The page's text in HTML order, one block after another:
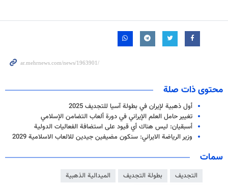
محتوى ذات صلة
أول ذهبية لإيران في بطولة آسيا للتجديف 2025
تغيير حامل العلم الإيراني في دورة ألعاب التضامن الإسلامي
أسبقيان: ليس هناك أي قيود على استضافة الفعاليات الدولية
وزير الرياضة الايراني: سنكون مضيفين جيدين للالعاب الاسلامية 2029
سمات
التجديف بطولة التجديف
الميدالية الذهبية